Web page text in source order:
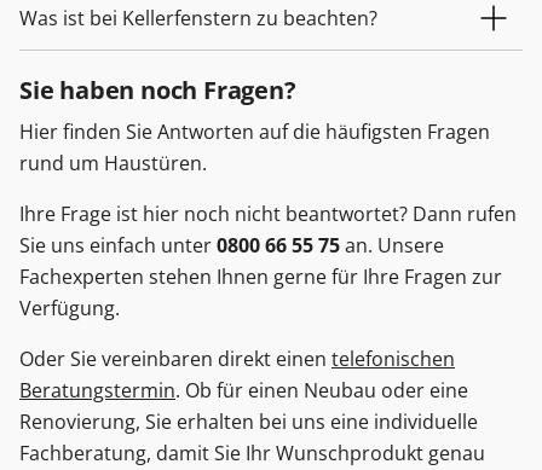
Was ist bei Kellerfenstern zu beachten?
Sie haben noch Fragen?
Hier finden Sie Antworten auf die häufigsten Fragen
rund um Haustüren.
Ihre Frage ist hier noch nicht beantwortet? Dann rufen
Sie uns einfach unter0800 66 55 75an. Unsere
Fachexperten stehen Ihnen gerne für Ihre Fragen zur
Verfügung.
Oder Sie vereinbaren direkt einen telefonischen
Beratungstermin. Ob für einen Neubau oder eine
Renovierung, Sie erhalten bei uns eine individuelle
Fachberatung, damit Sie Ihr Wunschprodukt genau